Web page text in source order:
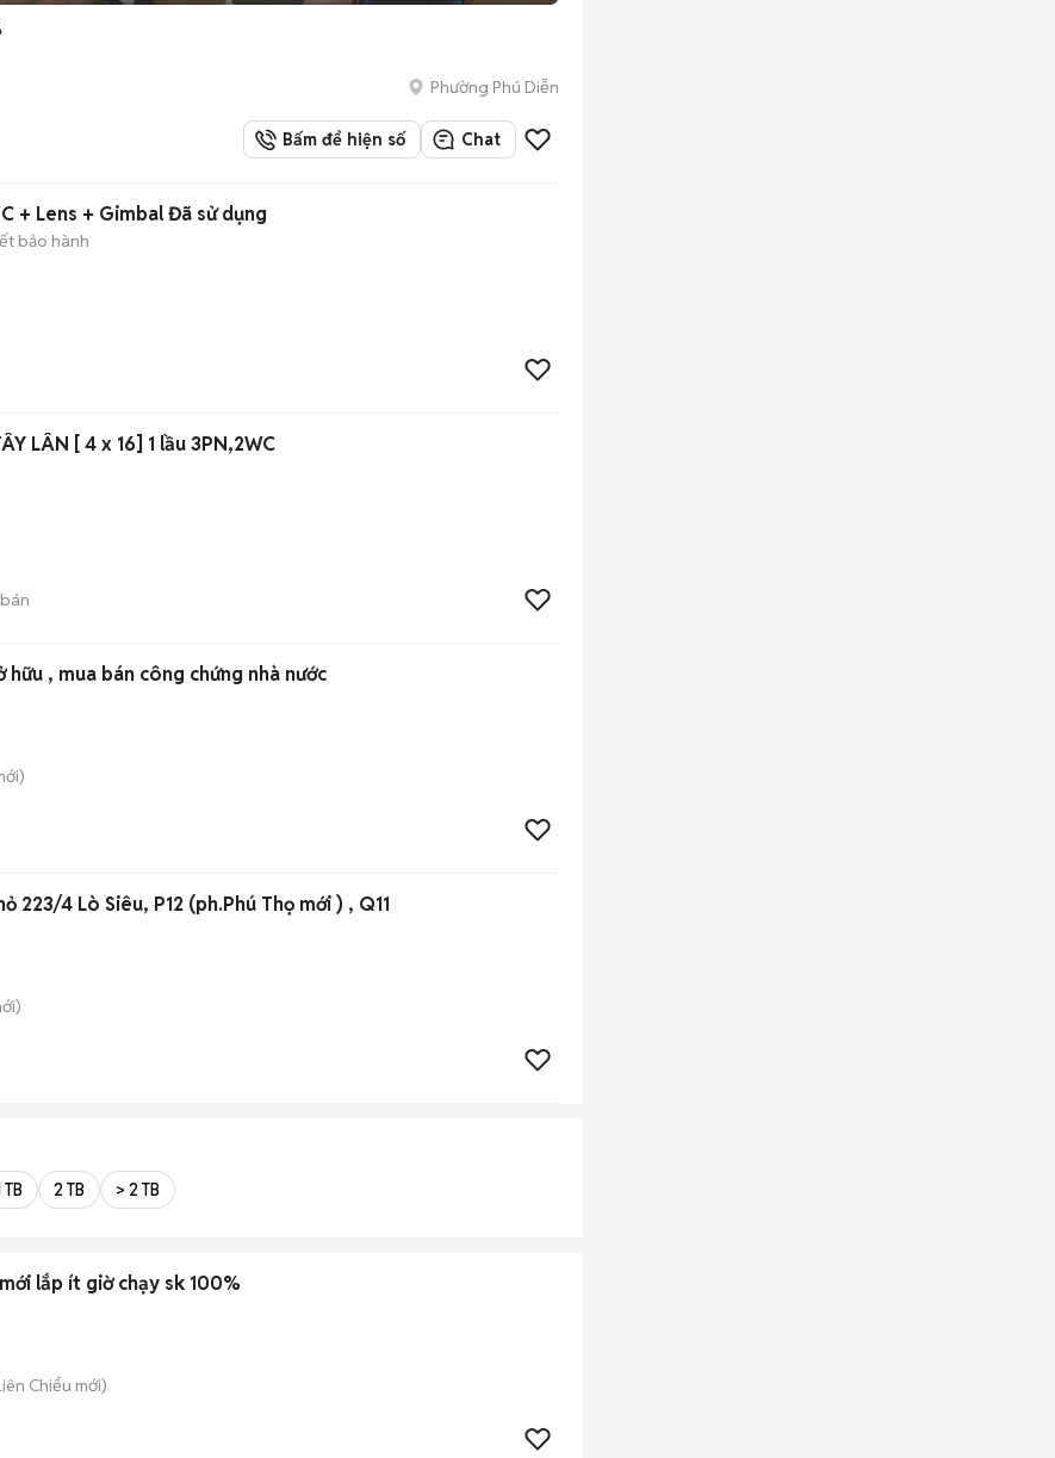
Phường Phú Diễn
Bấm để hiện số Chat
+ Lens + Gimbal Đã sử dụng
bảo hành
NHÀ ĐƯỜNG BẾN LỘI —TÂY LÂN [ 4 x 16] 1 lầu 3PN,2WC
hữu , mua bán công chứng nhà nước
223/4 Lò Siêu, P12 (ph.Phú Thọ mới ) , Q11
TB 2 TB > 2 TB
lắp ít giờ chạy sk 100%
Chiểu mới)